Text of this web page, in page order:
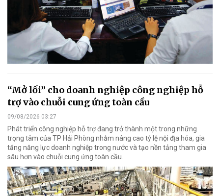
“Mở lối” cho doanh nghiệp công nghiệp hỗ
trợ vào chuỗi cung ứng toàn cầu
09/08/2026 03:27
Phát triển công nghiệp hỗ trợ đang trở thành một trong những
trọng tâm của TP Hải Phòng nhằm nâng cao tỷ lệ nội địa hóa, gia
tăng năng lực doanh nghiệp trong nước và tạo nền tảng tham gia
sâu hơn vào chuỗi cung ứng toàn cầu.